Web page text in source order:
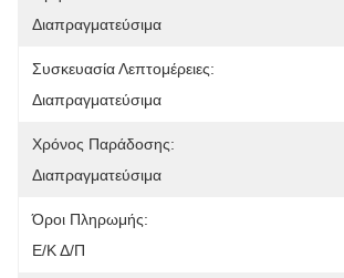
Διαπραγματεύσιμα
Συσκευασία Λεπτομέρειες:
Διαπραγματεύσιμα
Χρόνος Παράδοσης:
Διαπραγματεύσιμα
Όροι Πληρωμής:
Ε/Κ Δ/Π